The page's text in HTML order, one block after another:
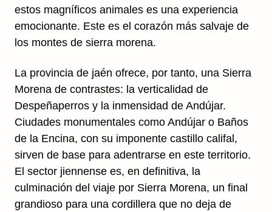
estos magníficos animales es una experiencia
emocionante. Este es el corazón más salvaje de
los montes de sierra morena.
La provincia de jaén ofrece, por tanto, una Sierra
Morena de contrastes: la verticalidad de
Despeñaperros y la inmensidad de Andújar.
Ciudades monumentales como Andújar o Baños
de la Encina, con su imponente castillo califal,
sirven de base para adentrarse en este territorio.
El sector jiennense es, en definitiva, la
culminación del viaje por Sierra Morena, un final
grandioso para una cordillera que no deja de